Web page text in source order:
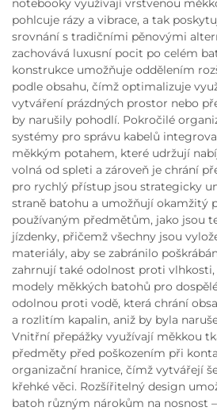
notebooky využívají vrstvenou
pohlcuje rázy a vibrace, a tak
srovnání s tradičními pěnovými
zachovává luxusní pocit po celém
konstrukce umožňuje oddělením
podle obsahu, čímž optimalizuje
vytváření prázdných prostor nebo
by narušily pohodlí. Pokročilé
systémy pro správu kabelů
měkkým potahem, které udržují
volná od spleti a zároveň je chrání
pro rychlý přístup jsou strategicky
straně batohu a umožňují okamžitý
používaným předmětům, jako jsou
jízdenky, přičemž všechny jsou
materiály, aby se zabránilo
zahrnují také odolnost proti
modely měkkých batohů pro
odolnou proti vodě, která chrání
a rozlitím kapalin, aniž by byla
Vnitřní přepážky využívají měkkou
předměty před poškozením při
organizační hranice, čímž vytvářejí
křehké věci. Rozšířitelný design
batoh různým nárokům na nosnost